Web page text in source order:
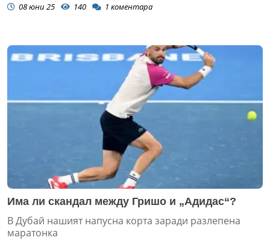
08 юни 25 140 1 коментара
Има ли скандал между Гришо и „Адидас“?
В Дубай нашият напусна корта заради разлепена
маратонка